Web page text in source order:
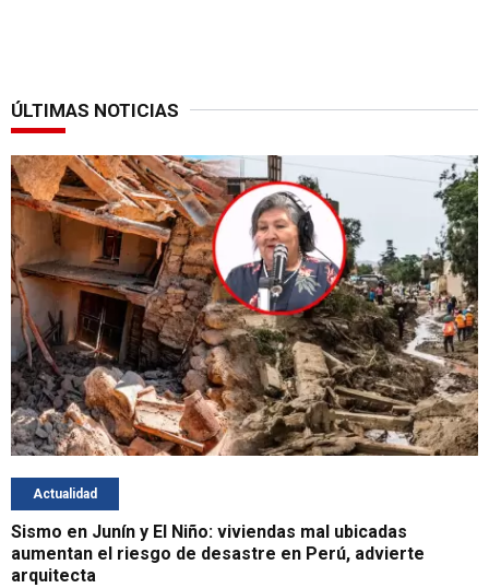
ÚLTIMAS NOTICIAS
Actualidad
Sismo en Junín y El Niño: viviendas mal ubicadas
aumentan el riesgo de desastre en Perú, advierte
arquitecta